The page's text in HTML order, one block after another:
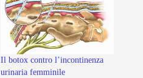
Il botox contro l’incontinenza
urinaria femminile